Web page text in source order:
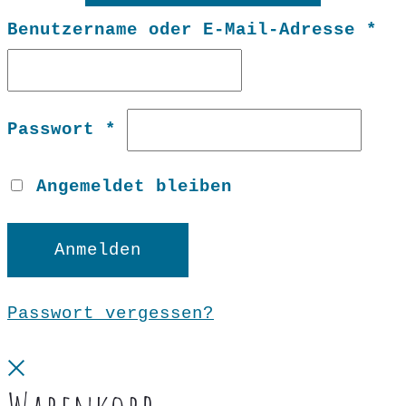
Benutzername oder E-Mail-Adresse *
Passwort *
Angemeldet bleiben
Anmelden
Passwort vergessen?